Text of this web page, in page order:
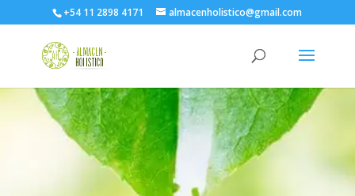
+54 11 2898 4171 almacenholistico@gmail.com